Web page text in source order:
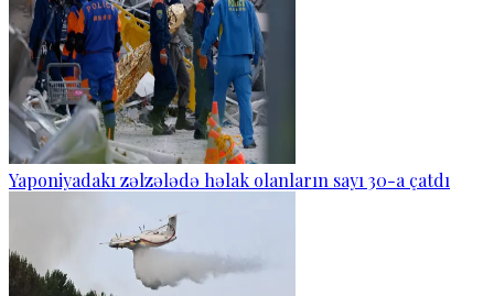
Yaponiyadakı zəlzələdə həlak olanların sayı 30-a çatdı